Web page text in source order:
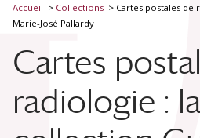
Accueil > Collections > Cartes postales
Marie-José Pallardy
Cartes
radiologie :
Date
Entre
Siècle
20e siècle
Lieu de conservation